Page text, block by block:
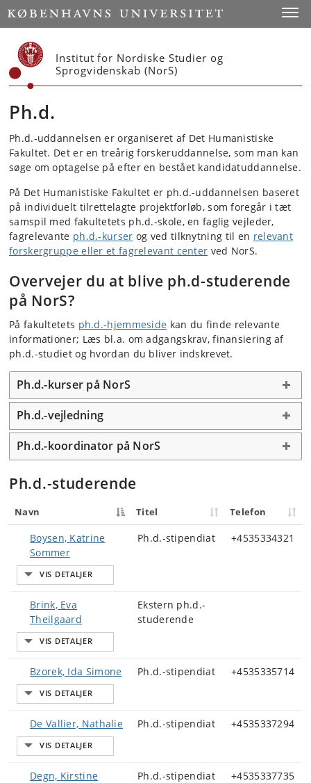
Start
Institut for Nordiske Studier og
Sprogvidenskab (NorS)
Ph.d.
Ph.d.-uddannelsen er organiseret af Det Humanistiske
Fakultet. Det er en treårig forskeruddannelse, som man kan
søge om optagelse på efter en bestået kandidatuddannelse.
På Det Humanistiske Fakultet er ph.d.-uddannelsen baseret
på individuelt tilrettelagte projektforløb, som foregår i tæt
samspil med fakultetets ph.d.-skole, en faglig vejleder,
fagrelevante ph.d.-kurser og ved tilknytning til en relevant
forskergruppe eller et fagrelevant center ved NorS.
Overvejer du at blive ph.d-studerende
på NorS?
På fakultetets ph.d.-hjemmeside kan du finde relevante
informationer; Læs bl.a. om adgangskrav, finansiering af
ph.d.-studiet og hvordan du bliver indskrevet.
Ph.d.-kurser på NorS
Ph.d.-vejledning
Ph.d.-koordinator på NorS
Ph.d.-studerende
Navn Titel Telefon
Boysen, Katrine
Sommer
Ph.d.-stipendiat +4535334321
Brink, Eva
Theilgaard
Ekstern ph.d.-
studerende
Bzorek, Ida Simone Ph.d.-stipendiat +4535335714
De Vallier, Nathalie Ph.d.-stipendiat +4535337294
Degn, Kirstine
Ph.d.-stipendiat +4535337735